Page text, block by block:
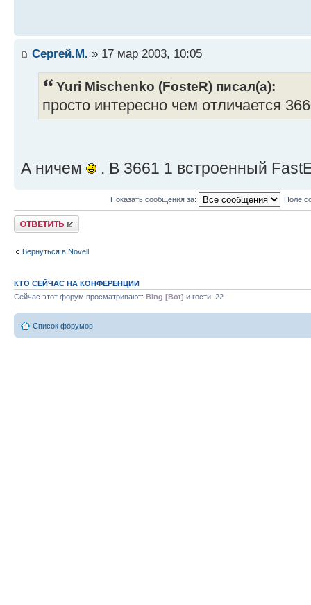
Сергей.М. » 17 мар 2003, 10:05
Yuri Mischenko (FosteR) писал(а):
просто интересно чем отличается
А ничем . В 3661 1 встроенный
Показать сообщения за: Поле
Ответить
Вернуться в Novell
КТО СЕЙЧАС НА КОНФЕРЕНЦИИ
Сейчас этот форум просматривают: Bing [Bot] и гости: 22
Список форумов